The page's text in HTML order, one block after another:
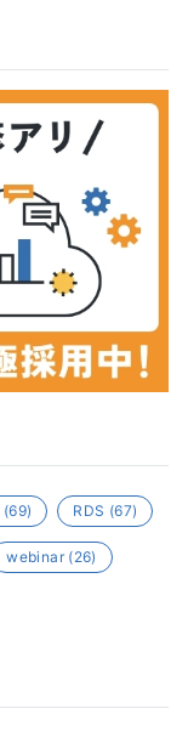
(69) RDS (67)
webinar(26)